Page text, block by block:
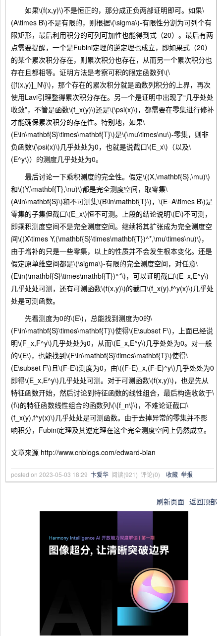
如果\(f(x,y)\)不是恒正的，那分成正负两部证明即可。如果\
(A\times B\)不是有限的，则根据\(\sigma\)-有限性分割为可列个有
限矩形，最后利用积分的可列可加性也能得到式（20）。最后有两
点需要提醒，一个是Fubini定理的逆定理也成立，即如果式（20）
的某个累次积分存在，则累次积分也存在，从而另一个累次积分也
存在且都相等。证明方法是考察可积的限定函数列\(\
{[f(x,y)]_N\}\)，那个存在的累次积分就是函数列积分的上界，再次
使用Lavi引理整得累次积分存在。另一个是证明中出现了“几乎处处
收敛”，不管是函数\(f_x(y)\)还是\(\psi(x)\)，都需要在零集进行修补
才能确保累次积分的存在性。特别地，如果\
(E\in\mathbf{S}\times\mathbf{T}\)是\(\mu\times\nu\)-零集，则非
负函数\(\psi(x)\)几乎处处为0，也就是说截口\(E_x\)（以及\
(E^y\)）的测度几乎处处为0。
最后讨论一下乘积测度的完全性。假定\((X,\mathbf{S},\mu)\)
和\((Y,\mathbf{T},\nu)\)都是完全测度空间，取零集\
(A\in\mathbf{S}\)和不可测集\(B\in\mathbf{T}\)，\(E=A\times B\)是
零集的子集但截口\(E_x\)恒不可测。上段的结论说明\(E\)不可测，
即乘积测度空间不是完全测度空间。继续将其扩张成为完全测度空
间\((X\times Y,(\mathbf{S}\times\mathbf{T})^*,\mu\times\nu)\)，
由于增补的只是一些零集，以上的性质并不会发生根本变化。还是
假定原单维空间都是\(\sigma\)-有限的完全测度空间，对任意\
(E\in(\mathbf{S}\times\mathbf{T})^*\)，可以证明截口\(E_x,E^y\)
几乎处处可测，还有可测函数\(f(x,y)\)的截口\(f_x(y),f^y(x)\)几乎处
处是可测函数。
先看测度为0的\(E\)，总能找到测度为0的\
(F\in\mathbf{S}\times\mathbf{T}\)使得\(E\subset F\)，上面已经说
明\(F_x,F^y\)几乎处处为0，从而\(E_x,E^y\)几乎处处为0。对一般
的\(E\)，也能找到\(F\in\mathbf{S}\times\mathbf{T}\)使得\
(E\subset F\)且\(F-E\)测度为0，由\((F-E)_x,(F-E)^y\)几乎处处为0
即得\(E_x,E^y\)几乎处处可测。对于可测函数\(f(x,y)\)，也是先从
特征函数开始，然后讨论到特征函数的线性组合，最后构造收敛于\
(f\)的特征函数线性组合的函数列\(\{f_n\}\)，不难论证截口\
(f_x(y),f^y(x)\)几乎处处是可测函数。由于去掉异常的零集并不影
响积分，Fubini定理及其逆定理在这个完全测度空间上仍然成立。
文章来源 http://www.cnblogs.com/edward-bian
posted on 2023-05-03 18:29 卞爱华 阅读(921) 评论(0) 收藏 举报
刷新页面 返回顶部